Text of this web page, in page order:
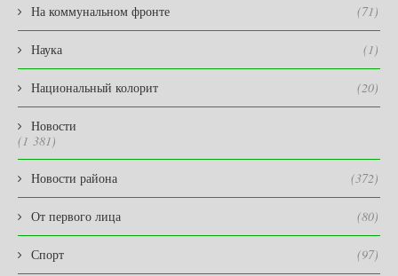
На коммунальном фронте (71)
Наука (1)
Национальный колорит (20)
Новости
(1 381)
Новости района (372)
От первого лица (80)
Спорт (97)